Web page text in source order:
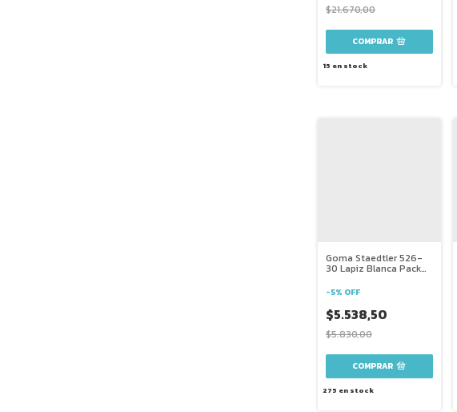
$21.670,00
15 en stock
Goma Staedtler 526-
30 Lapiz Blanca Pack
-5% OFF
$5.538,50
$5.830,00
275 en stock